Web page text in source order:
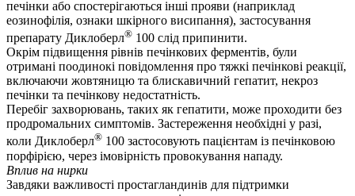
печінки або спостерігаються інші прояви (наприклад
еозинофілія, ознаки шкірного висипання), застосування
препарату Диклоберл® 100 слід припинити.
Окрім підвищення рівнів печінкових ферментів, були
отримані поодинокі повідомлення про тяжкі печінкові реакції,
включаючи жовтяницю та блискавичний гепатит, некроз
печінки та печінкову недостатність.
Перебіг захворювань, таких як гепатити, може проходити без
продромальних симптомів. Застереження необхідні у разі,
коли Диклоберл® 100 застосовують пацієнтам із печінковою
порфірією, через імовірність провокування нападу.
Вплив на нирки
Завдяки важливості простагландинів для підтримки